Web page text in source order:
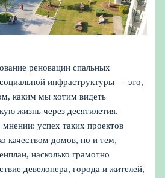
реновации спальных
социальной инфраструктуры — это,
каким мы хотим видеть
жизнь через десятилетия.
успех таких проектов
качеством домов, но и тем,
насколько грамотно
девелопера, города и жителей,